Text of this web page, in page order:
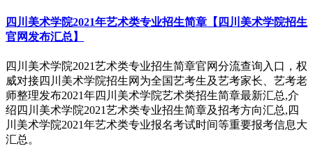
四川美术学院2021年艺术类专业招生简章【四川美术学院招生
官网发布汇总】
四川美术学院2021艺术类专业招生简章官网分流查询入口，权
威对接四川美术学院招生网为全国艺考生及艺考家长、艺考老
师整理发布2021年四川美术学院艺术类招生简章最新汇总,介
绍四川美术学院2021艺术类专业招生简章及招考方向汇总,四
川美术学院2021年艺术类专业报名考试时间等重要报考信息大
汇总。